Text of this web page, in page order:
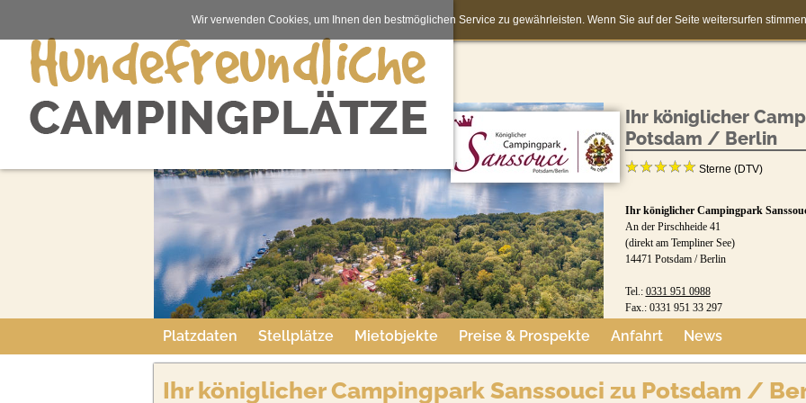
Ihr königlicher
Potsdam / Berlin
Sterne (DTV)
Ihr königlicher Campingpark
An der Pirschheide 41
(direkt am Templiner See)
14471 Potsdam / Berlin
Tel.: 0331 951 0988
Fax.: 0331 951 33 297
Ansprechpartner: Ihr Rezeptionsteam,
und Dominka Febriana
Buchungsformular:
Platzdaten Stellplätze Mietobjekte Preise & Prospekte Anfahrt News
Ihr königlicher Campingpark Sanssouci zu Potsdam /
Wir verwenden Cookies, um Ihnen den bestmöglichen Service zu gewährleisten. Wenn Sie auf der Seite weitersurfen